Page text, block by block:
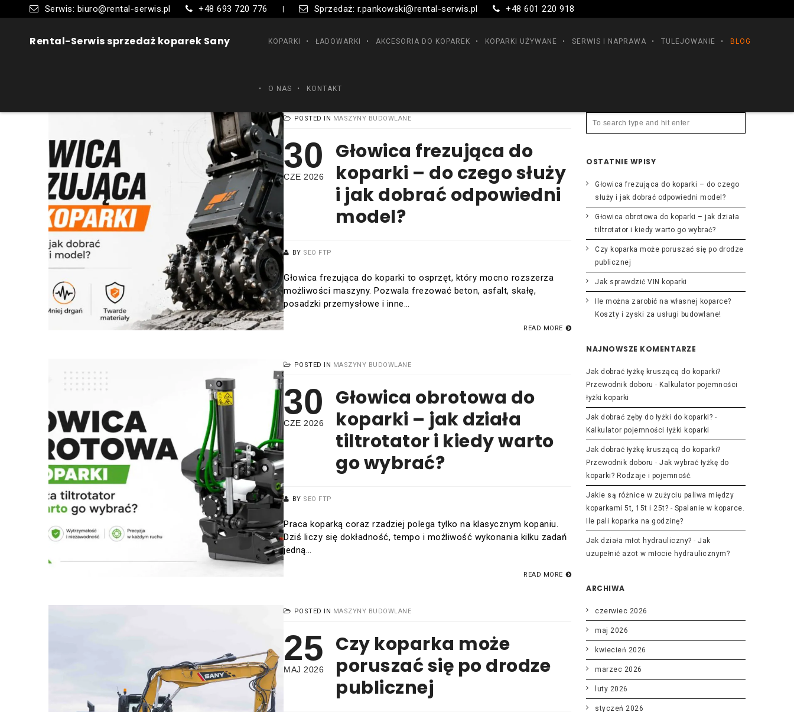
Serwis: biuro@rental-serwis.pl +48 693 720 776 Sprzedaż: r.pankowski@rental-serwis.pl +48 601 220 918
Rental-Serwis sprzedaż koparek Sany KOPARKI ŁADOWARKI AKCESORIA DO KOPAREK KOPARKI UŻYWANE SERWIS I NAPRAWA TULEJOWANIE BLOG
O NAS KONTAKT
POSTED IN MASZYNY BUDOWLANE
30
CZE 2026
Głowica frezująca do
koparki – do czego służy
i jak dobrać odpowiedni
model?
BY SEO FTP
Głowica frezująca do koparki to osprzęt, który mocno rozszerza
możliwości maszyny. Pozwala frezować beton, asfalt, skałę,
posadzki przemysłowe i inne…
READ MORE
POSTED IN MASZYNY BUDOWLANE
30
CZE 2026
Głowica obrotowa do
koparki – jak działa
tiltrotator i kiedy warto
go wybrać?
BY SEO FTP
Praca koparką coraz rzadziej polega tylko na klasycznym kopaniu.
Dziś liczy się dokładność, tempo i możliwość wykonania kilku zadań
jedną…
READ MORE
POSTED IN MASZYNY BUDOWLANE
25
MAJ 2026
Czy koparka może
poruszać się po drodze
publicznej
OSTATNIE WPISY
Głowica frezująca do koparki – do czego
służy i jak dobrać odpowiedni model?
Głowica obrotowa do koparki – jak działa
tiltrotator i kiedy warto go wybrać?
Czy koparka może poruszać się po drodze
publicznej
Jak sprawdzić VIN koparki
Ile można zarobić na własnej koparce?
Koszty i zyski za usługi budowlane!
NAJNOWSZE KOMENTARZE
Jak dobrać łyżkę kruszącą do koparki?
Przewodnik doboru - Kalkulator pojemności
łyżki koparki
Jak dobrać zęby do łyżki do koparki? -
Kalkulator pojemności łyżki koparki
Jak dobrać łyżkę kruszącą do koparki?
Przewodnik doboru - Jak wybrać łyżkę do
koparki? Rodzaje i pojemność.
Jakie są różnice w zużyciu paliwa między
koparkami 5t, 15t i 25t? - Spalanie w koparce.
Ile pali koparka na godzinę?
Jak działa młot hydrauliczny? - Jak
uzupełnić azot w młocie hydraulicznym?
ARCHIWA
czerwiec 2026
maj 2026
kwiecień 2026
marzec 2026
luty 2026
styczeń 2026